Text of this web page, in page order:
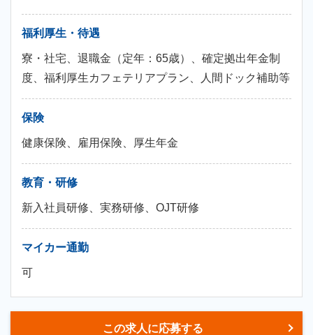
福利厚生・待遇
寮・社宅、退職金（定年：65歳）、確定拠出年金制
度、福利厚生カフェテリアプラン、人間ドック補助等
保険
健康保険、雇用保険、厚生年金
教育・研修
新入社員研修、実務研修、OJT研修
マイカー通勤
可
この求人に応募する